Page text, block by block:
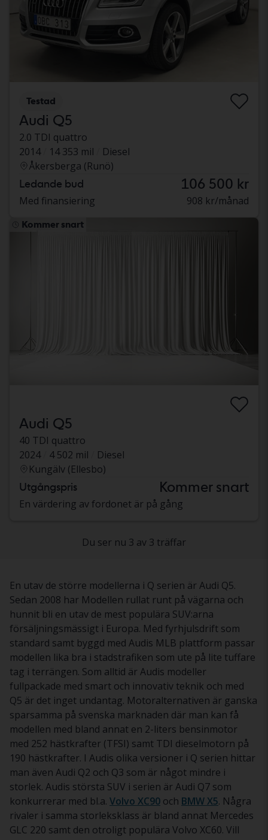
Testad
Audi Q5
2.0 TDI quattro
2014
14 353 mil
Diesel
Åkersberga (Runö)
Ledande bud 106 500 kr
Med finansiering 908 kr/månad
Kommer snart
Audi Q5
40 TDI quattro
2024
4 502 mil
Diesel
Kungälv (Ellesbo)
Utgångspris Kommer snart
En värdering av fordonet är på gång
Du ser nu 3 av 3 träffar
En utav de större modellerna i Q serien är Audi Q5.
Sedan 2008 har Modellen rullat runt på vägarna och
hunnit bli en utav de mest populära SUV:arna
försäljningsmässigt i Europa. Med fyrhjulsdrift som
standard samt byggd med Audis MLB plattform passar
modellen lika bra i stadstrafiken som ute på lite tuffare
tag i terrängen. Som alltid är Audis modeller
fullpackade med smart och innovativ teknik och med
Q5 är det inget undantag. Motoralternativen är ganska
sparsamma på svenska marknaden där man kan få
modellen med bland annat en 2-liters bensinmotor
med 252 hästkrafter (TFSI) samt TDI dieselmotorn på
190 hästkrafter. I Audis olika versioner i Q serien hittar
man även Audi Q2 och Q3 som är något mindre i
storlek. Audis största SUV i serien är Audi Q7 som
konkurrerar med bl.a. Volvo XC90 och BMW X5. Några
rivaler i samma storleksklass är bland annat Mercedes
GLC 220 samt den otroligt populära Volvo XC60. Vill